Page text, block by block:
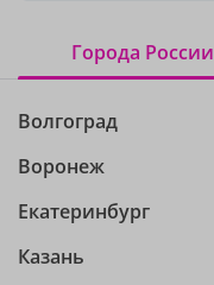
Города России
Волгоград
Воронеж
Екатеринбург
Казань